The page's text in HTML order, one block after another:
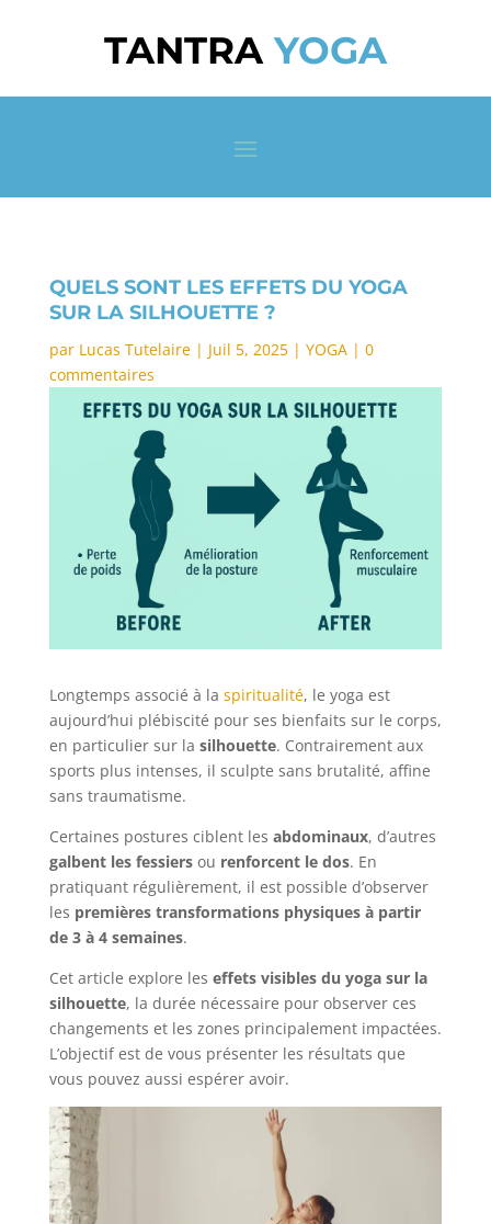
TANTRAYOGA
QUELS SONT LES EFFETS DU YOGA
SUR LA SILHOUETTE ?
par Lucas Tutelaire| Juil 5, 2025| YOGA| 0
commentaires
Longtemps associé à la spiritualité, le yoga est
aujourd’hui plébiscité pour ses bienfaits sur le corps,
en particulier sur la silhouette. Contrairement aux
sports plus intenses, il sculpte sans brutalité, affine
sans traumatisme.
Certaines postures ciblent les abdominaux, d’autres
galbent les fessiersou renforcent le dos. En
pratiquant régulièrement, il est possible d’observer
les premières transformations physiques à partir
de 3 à 4 semaines.
Cet article explore les effets visibles du yoga sur la
silhouette, la durée nécessaire pour observer ces
changements et les zones principalement impactées.
L’objectif est de vous présenter les résultats que
vous pouvez aussi espérer avoir.